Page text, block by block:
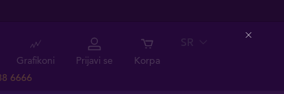
6666
Grafikoni Prijavi se Korpa
SR Close